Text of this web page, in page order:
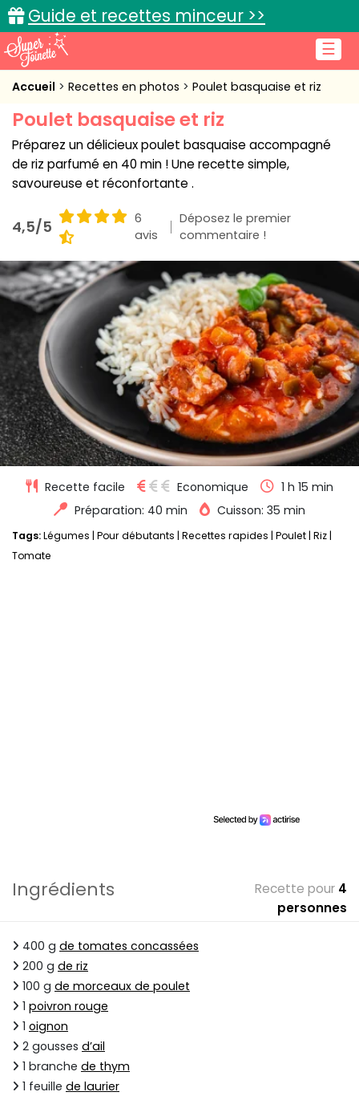
☰
Guide et recettes minceur >>
Accueil
Recettes de cuisine
Cuisine pratique
L'actu cuisine
Connexion
Accueil Recettes en photos Poulet basquaise et riz
Poulet basquaise et riz
Préparez un délicieux poulet basquaise accompagné
de riz parfumé en 40 min ! Une recette simple,
savoureuse et réconfortante .
4,5/5
6
avis
Déposez le premier
commentaire !
Recette facile Economique
1 h 15 min
Préparation: 40 min
Cuisson: 35 min
Tags:Légumes Pour débutants Recettes rapides Poulet Riz
Tomate
Ingrédients Recette pour 4
personnes
400 g de tomates concassées
200 g de riz
100 g de morceaux de poulet
1 poivron rouge
1 oignon
2 gousses d’ail
1 branche de thym
1 feuille de laurier